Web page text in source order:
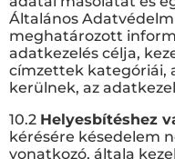
Általános
meghatározott
adatkezelés célja,
címzettek kategóriái,
kerülnek, az
10.2 Helyesbítéshez
kérésére késedelem
vonatkozó, általa